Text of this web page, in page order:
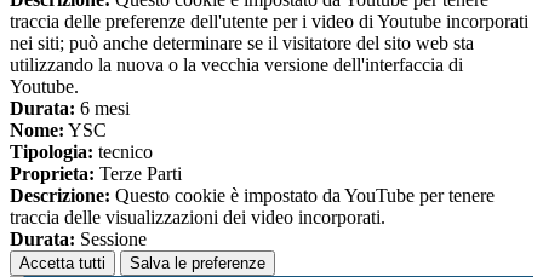
traccia delle preferenze dell'utente per i video di Youtube incorporati
nei siti; può anche determinare se il visitatore del sito web sta
utilizzando la nuova o la vecchia versione dell'interfaccia di
Youtube.
Durata: 6 mesi
Nome: YSC
Tipologia: tecnico
Proprieta: Terze Parti
Descrizione: Questo cookie è impostato da YouTube per tenere
traccia delle visualizzazioni dei video incorporati.
Durata: Sessione
Accetta tutti Salva le preferenze